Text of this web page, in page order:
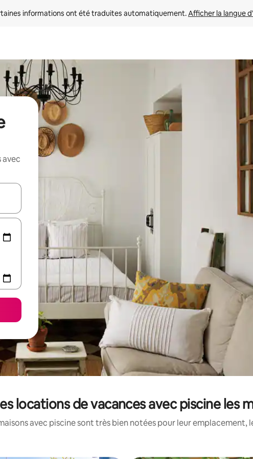
informations ont été traduites automatiquement. Afficher la langue
avec
vers le haut et vers le bas pour les parcourir ou en appuyant et en faisant
locations de vacances avec piscine les
avec piscine sont très bien notées pour leur